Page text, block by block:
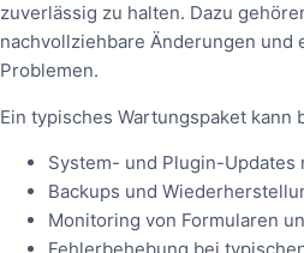
zuverlässig zu halten. Dazu
nachvollziehbare Änderungen und
Problemen.
Ein typisches Wartungspaket kann
System- und Plugin-Updates
Backups und
Monitoring von Formularen